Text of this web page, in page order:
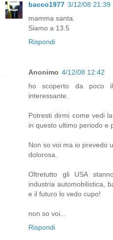
bacco1977 3/12/08 21:39
mamma santa.
Siamo a 13.5
Rispondi
Anonimo 4/12/08 12:42
ho scoperto da poco
interessante.
Potresti dirmi come vedi
in questo ultimo periodo e
Non so voi ma io prevedo
dolorosa.
Oltretutto gli USA
industria automobilistica,
e il futuro lo vedo cupo!
non so voi...
Rispondi